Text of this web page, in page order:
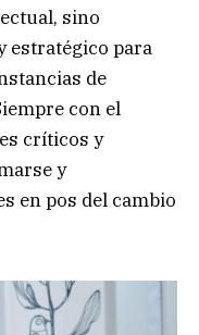
sino
estratégico para
de
con el
críticos y
y
en pos del cambio